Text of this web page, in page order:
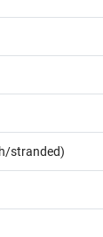
stranded)